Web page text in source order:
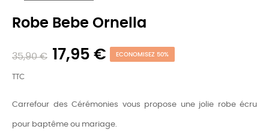
Robe Bebe Ornella
35,90 € 17,95 € ECONOMISEZ 50%
TTC
Carrefour des Cérémonies vous propose une jolie robe écru
pour baptême ou mariage.